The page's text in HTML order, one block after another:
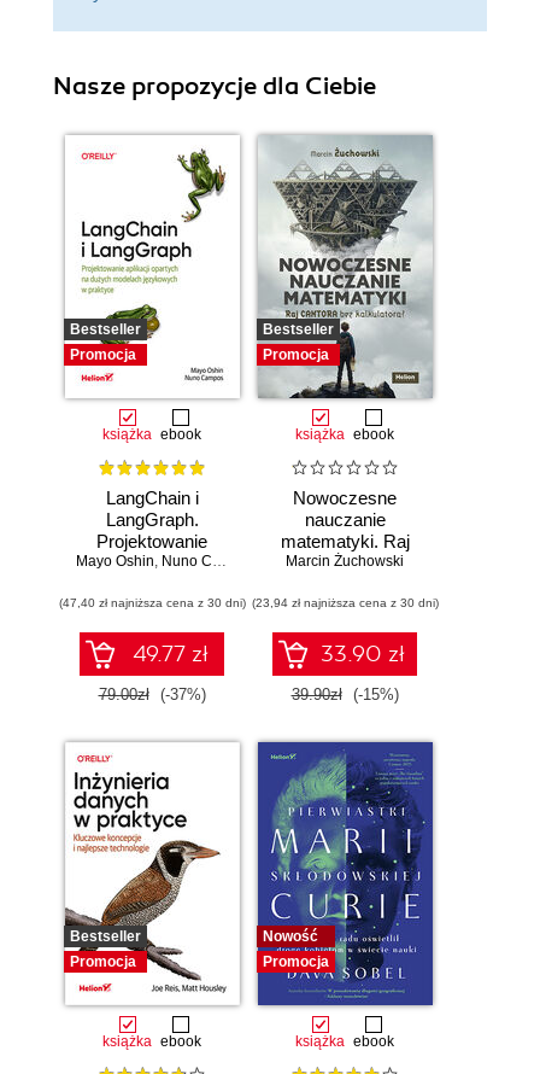
Nasze propozycje dla Ciebie
Bestseller
Promocja
książka ebook
LangChain i
LangGraph.
Projektowanie
aplikacji opartych
modelach
językowych w
praktyce
Mayo Oshin, Nuno Campos
(47,40 zł najniższa cena z 30 dni)
49.77 zł
79.00zł (-37%)
Bestseller
Promocja
książka ebook
Nowoczesne
nauczanie
matematyki. Raj
Cantora bez
Marcin Żuchowski
(23,94 zł najniższa cena z 30 dni)
33.90 zł
39.90zł (-15%)
Bestseller
Promocja
książka ebook
Nowość
Promocja
książka ebook